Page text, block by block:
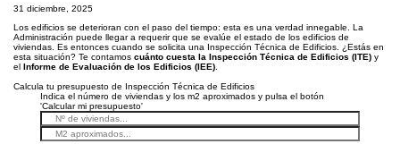
31 diciembre, 2025
Los edificios se deterioran con el paso del tiempo: esta es una verdad innegable. La
Administración puede llegar a requerir que se evalúe el estado de los edificios de
viviendas. Es entonces cuando se solicita una Inspección Técnica de Edificios. ¿Estás en
esta situación? Te contamos cuánto cuesta la Inspección Técnica de Edificios (ITE) y
el Informe de Evaluación de los Edificios (IEE)
Calcula tu presupuesto de Inspección Técnica de Edificios
Indica el número de viviendas y los m2 aproximados y pulsa el botón
'Calcular mi presupuesto'